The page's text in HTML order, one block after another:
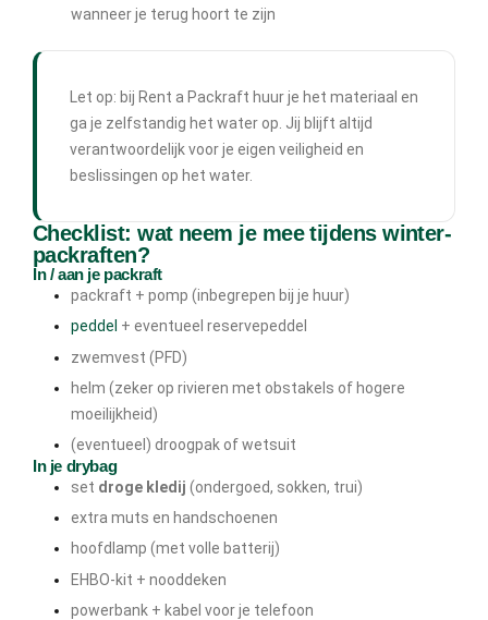
wanneer je terug hoort te zijn
Let op: bij Rent a Packraft huur je het materiaal en
ga je zelfstandig het water op. Jij blijft altijd
verantwoordelijk voor je eigen veiligheid en
beslissingen op het water.
Checklist: wat neem je mee tijdens winter-
packraften?
In / aan je packraft
packraft + pomp (inbegrepen bij je huur)
peddel + eventueel reservepeddel
zwemvest (PFD)
helm (zeker op rivieren met obstakels of hogere
moeilijkheid)
(eventueel) droogpak of wetsuit
In je drybag
set droge kledij (ondergoed, sokken, trui)
extra muts en handschoenen
hoofdlamp (met volle batterij)
EHBO-kit + nooddeken
powerbank + kabel voor je telefoon